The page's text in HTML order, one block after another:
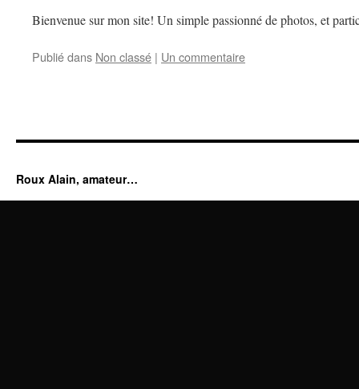
Bienvenue sur mon site! Un simple passionné de photos, et
Publié dans Non classé | Un commentaire
Roux Alain, amateur…